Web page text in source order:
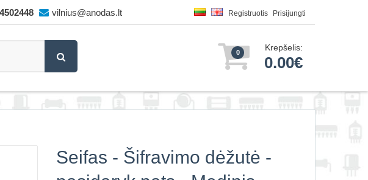
vilnius@anodas.lt Registruotis Prisijungti
0 Krepšelis:
0.00€
Seifas - Šifravimo dėžutė -